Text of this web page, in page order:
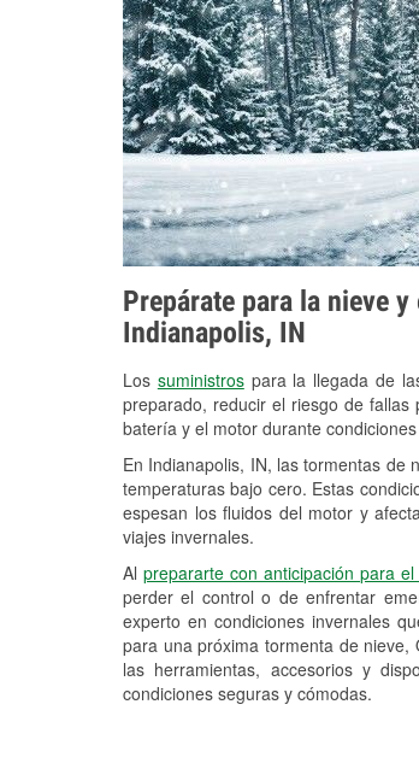
Prepárate para la nieve
Indianapolis, IN
Los suministrospara la llegada de
preparado, reducir el riesgo de
batería y el motor durante
En Indianapolis, IN, las tormentas de
temperaturas bajo cero. Estas
espesan los fluidos del motor y
viajes invernales.
Alprepararte con anticipación para
perder el control o de enfrentar
experto en condiciones invernales
para una próxima tormenta de nieve,
las herramientas, accesorios y
condiciones seguras y cómodas.